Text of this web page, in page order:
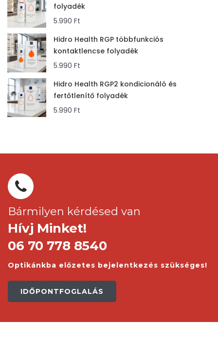
folyadék
5.990 Ft
Hidro Health RGP többfunkciós
kontaktlencse folyadék
5.990 Ft
Hidro Health RGP2 kondicionáló és
fertőtlenítő folyadék
5.990 Ft
Bármilyen kérdésed van
Hívj Minket!
06 70 778 8540
Optikánkba előzetes bejelentkezés szükséges!
IDŐPONTFOGLALÁS